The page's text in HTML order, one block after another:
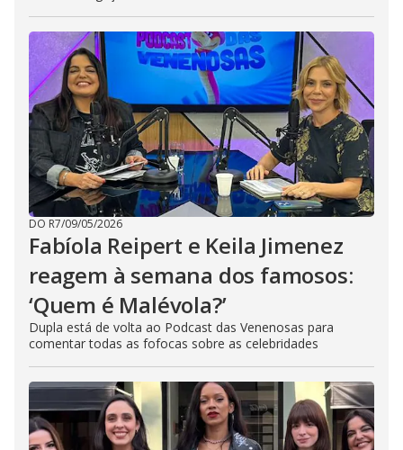
DO R7/09/05/2026
Fabíola Reipert e Keila Jimenez
reagem à semana dos famosos:
‘Quem é Malévola?’
Dupla está de volta ao Podcast das Venenosas para
comentar todas as fofocas sobre as celebridades